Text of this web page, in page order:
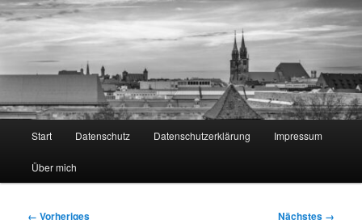
Start Datenschutz Datenschutzerklärung Impressum
Über mich
Bilder-
← Vorheriges Nächstes →